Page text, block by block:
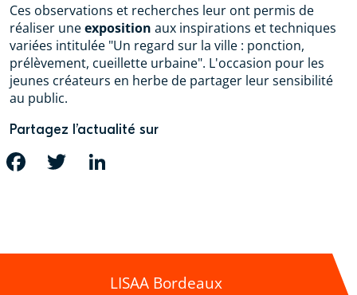
Ces observations et recherches leur ont permis de
réaliser uneexposition aux inspirations et techniques
variées intitulée "Un regard sur la ville : ponction,
prélèvement, cueillette urbaine". L'occasion pour les
jeunes créateurs en herbe de partager leur sensibilité
au public.
Partagez l’actualité sur
FACEBOOK TWITTER
LISAA Bordeaux